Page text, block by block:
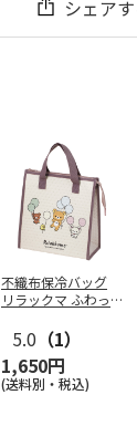
シェア
不織布保冷バッグ
リラックマ ふわっ
5.0 （1）
1,650円
(送料別・税込)